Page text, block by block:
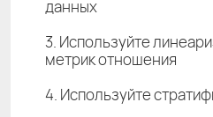
данных
3. Используйте
метрик отношения
4. Используйте